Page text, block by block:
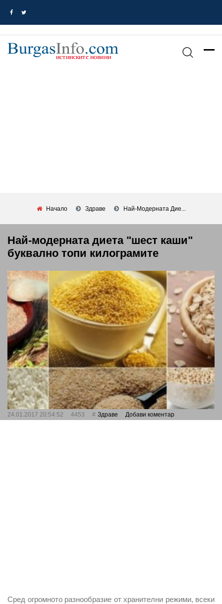
Начало Здраве Най-Модерната Дие...
Най-модерната диета "шест каши"
буквално топи килограмите
24.01.2017 20:54:52 4453 Здраве Добави коментар
Сред огромното разнообразие от хранителни режими, всеки